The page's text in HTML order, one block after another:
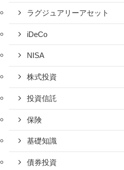
ラグジュアリーアセット
iDeCo
NISA
株式投資
投資信託
保険
基礎知識
債券投資